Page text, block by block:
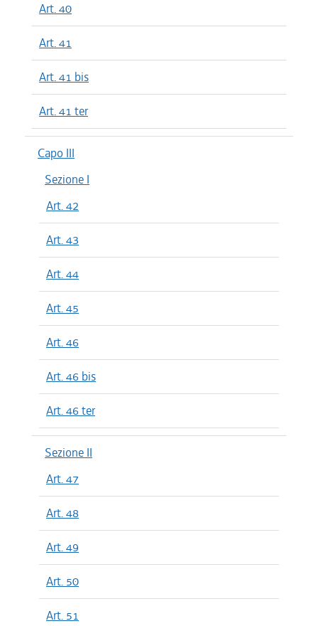
Art. 40
Art. 41
Art. 41 bis
Art. 41 ter
Capo III
Sezione I
Art. 42
Art. 43
Art. 44
Art. 45
Art. 46
Art. 46 bis
Art. 46 ter
Sezione II
Art. 47
Art. 48
Art. 49
Art. 50
Art. 51